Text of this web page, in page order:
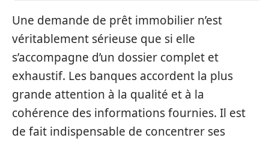
Une demande de prêt immobilier n’est
véritablement sérieuse que si elle
s’accompagne d’un dossier complet et
exhaustif. Les banques accordent la plus
grande attention à la qualité et à la
cohérence des informations fournies. Il est
de fait indispensable de concentrer ses